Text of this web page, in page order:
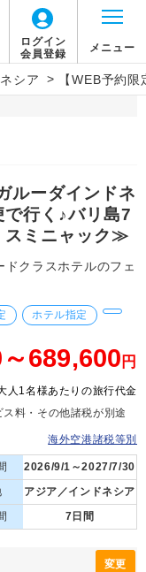
ログイン
会員登録
メニュー
シア >
【WEB予約
ルーダインドネ
行く♪バリ島7
スミニャック≫
クラスホテルのフェ
ホテル指定
689,600 円
人1名様あたりの旅行代金
料・その他諸税が別途
海外空港諸税等別
2026/9/1～2027/7/30
アジア／インドネシア
7日間
変更